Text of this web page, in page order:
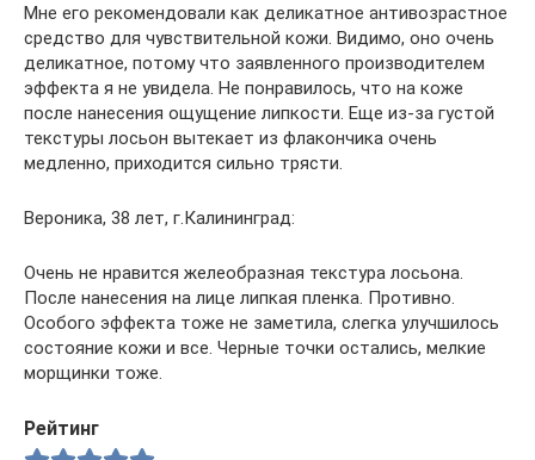
Мне его рекомендовали как деликатное антивозрастное
средство для чувствительной кожи. Видимо, оно очень
деликатное, потому что заявленного производителем
эффекта я не увидела. Не понравилось, что на коже
после нанесения ощущение липкости. Еще из-за густой
текстуры лосьон вытекает из флакончика очень
медленно, приходится сильно трясти.
Вероника, 38 лет, г.Калининград:
Очень не нравится желеобразная текстура лосьона.
После нанесения на лице липкая пленка. Противно.
Особого эффекта тоже не заметила, слегка улучшилось
состояние кожи и все. Черные точки остались, мелкие
морщинки тоже.
Рейтинг